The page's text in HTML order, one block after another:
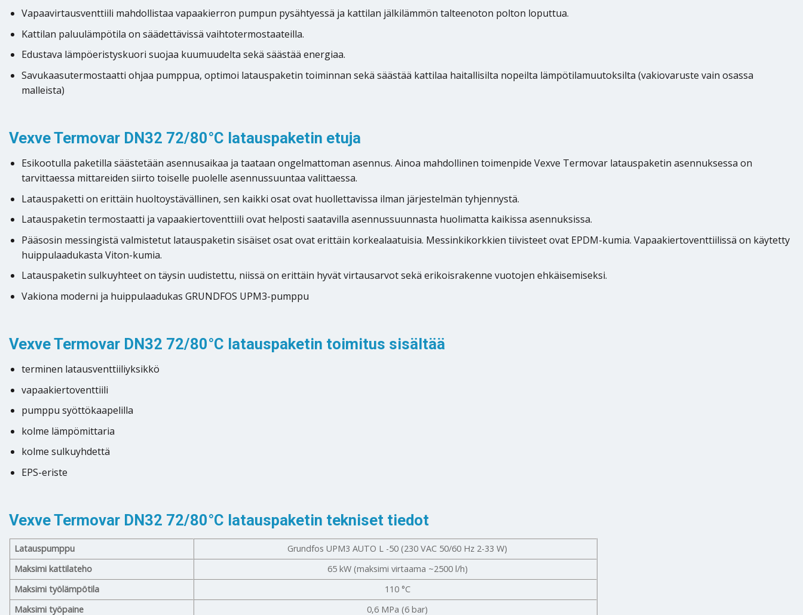
Vapaavirtausventtiili mahdollistaa vapaakierron pumpun pysähtyessä ja kattilan jälkilämmön talteenoton polton loputtua.
Kattilan paluulämpötila on säädettävissä vaihtotermostaateilla.
Edustava lämpöeristyskuori suojaa kuumuudelta sekä säästää energiaa.
Savukaasutermostaatti ohjaa pumppua, optimoi latauspaketin toiminnan sekä säästää kattilaa haitallisilta nopeilta lämpötilamuutoksilta (vakiovaruste vain osassa
malleista)
Vexve Termovar DN32 72/80°C latauspaketin etuja
Esikootulla paketilla säästetään asennusaikaa ja taataan ongelmattoman asennus. Ainoa mahdollinen toimenpide Vexve Termovar latauspaketin asennuksessa on
tarvittaessa mittareiden siirto toiselle puolelle asennussuuntaa valittaessa.
Latauspaketti on erittäin huoltoystävällinen, sen kaikki osat ovat huollettavissa ilman järjestelmän tyhjennystä.
Latauspaketin termostaatti ja vapaakiertoventtiili ovat helposti saatavilla asennussuunnasta huolimatta kaikissa asennuksissa.
Pääsosin messingistä valmistetut latauspaketin sisäiset osat ovat erittäin korkealaatuisia. Messinkikorkkien tiivisteet ovat EPDM-kumia. Vapaakiertoventtiilissä on käytetty
huippulaadukasta Viton-kumia.
Latauspaketin sulkuyhteet on täysin uudistettu, niissä on erittäin hyvät virtausarvot sekä erikoisrakenne vuotojen ehkäisemiseksi.
Vakiona moderni ja huippulaadukas GRUNDFOS UPM3-pumppu
Vexve Termovar DN32 72/80°C latauspaketin toimitus sisältää
terminen latausventtiiliyksikkö
vapaakiertoventtiili
pumppu syöttökaapelilla
kolme lämpömittaria
kolme sulkuyhdettä
EPS-eriste
Vexve Termovar DN32 72/80°C latauspaketin tekniset tiedot
Latauspumppu
Grundfos UPM3 AUTO L -50 (230 VAC 50/60 Hz 2-33 W)
Maksimi kattilateho
65 kW (maksimi virtaama ~2500 l/h)
Maksimi työlämpötila
110 °C
Maksimi työpaine
0,6 MPa (6 bar)